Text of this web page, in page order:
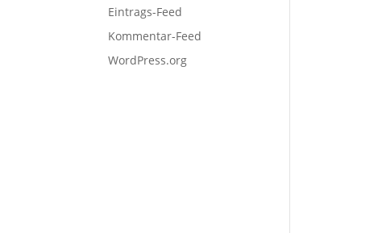
Eintrags-Feed
Kommentar-Feed
WordPress.org